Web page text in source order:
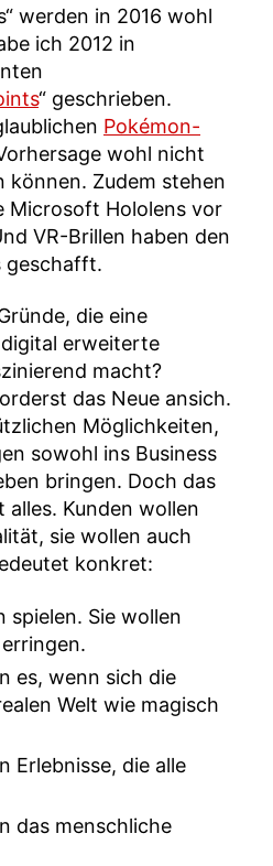
werden in 2016 wohl
ich 2012 in
“ geschrieben.
Pokémon-
wohl nicht
können. Zudem stehen
Microsoft Hololens vor
VR-Brillen haben den
geschafft.
die eine
erweiterte
macht?
das Neue ansich.
Möglichkeiten,
sowohl ins Business
bringen. Doch das
Kunden wollen
sie wollen auch
konkret:
spielen. Sie wollen
es, wenn sich die
Welt wie magisch
Erlebnisse, die alle
das menschliche